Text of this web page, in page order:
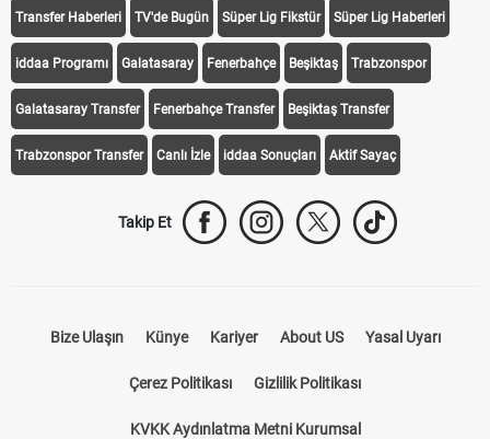
Transfer Haberleri TV'de Bugün Süper Lig Fikstür Süper Lig Haberleri
iddaa Programı Galatasaray Fenerbahçe Beşiktaş Trabzonspor
Galatasaray Transfer Fenerbahçe Transfer Beşiktaş Transfer
Trabzonspor Transfer Canlı İzle iddaa Sonuçları Aktif Sayaç
Takip Et
Bize Ulaşın Künye Kariyer About US Yasal Uyarı
Çerez Politikası Gizlilik Politikası
KVKK Aydınlatma Metni Kurumsal